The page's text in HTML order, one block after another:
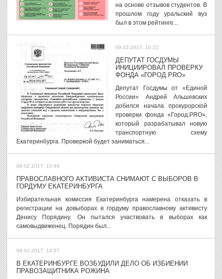
на основе отзывов студентов. В
прошлом году уральский вуз
был в этом рейтинге...
09.02.2017, 16:21
ДЕПУТАТ ГОСДУМЫ
ИНИЦИИРОВАЛ ПРОВЕРКУ
ФОНДА «ГОРОД.PRO»
Депутат Госдумы от «Единой
России» Андрей Альшевских
добился начала прокурорской
проверки фонда «Город.PRO»,
который разрабатывал новую
транспортную схему
Екатеринбурга. Проверкой будет заниматься...
09.02.2017, 15:49
ПРАВОСЛАВНОГО АКТИВИСТА СНИМАЮТ С ВЫБОРОВ В
ГОРДУМУ ЕКАТЕРИНБУРГА
Избирательная комиссия Екатеринбурга намерена отказать в
регистрации на довыборах в гордуму православному активисту
Денису Порядину. Он пытался участвовать в выборах как
самовыдвиженец. Порядин был...
09.02.2017, 14:57
В ЕКАТЕРИНБУРГЕ ВОЗБУДИЛИ ДЕЛО ОБ ИЗБИЕНИИ
ПРАВОЗАЩИТНИКА РОЖИНА